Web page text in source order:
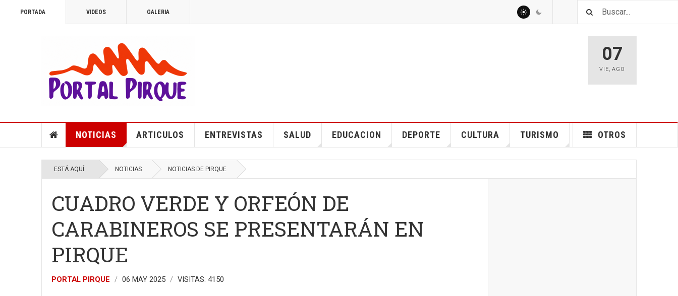
PORTADA VIDEOS GALERIA
07
VIE,AGO
NOTICIAS ARTICULOS ENTREVISTAS SALUD EDUCACION DEPORTE CULTURA TURISMO OTROS
ESTÁ AQUÍ: NOTICIAS NOTICIAS DE PIRQUE
CUADRO VERDE Y ORFEÓN DE
CARABINEROS SE PRESENTARÁN EN
PIRQUE
PORTAL PIRQUE 06 MAY 2025 VISITAS: 4150